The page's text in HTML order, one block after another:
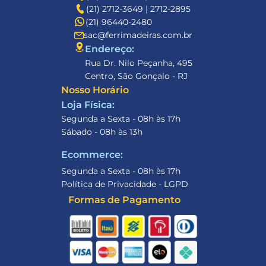
(21) 2712-3649 | 2712-2895
(21) 96440-2480
sac@ferrimadeiras.com.br
Endereço:
Rua Dr. Nilo Peçanha, 495
Centro, São Gonçalo - RJ
Nosso Horário
Loja Física:
Segunda a Sexta - 08h às 17h
Sábado - 08h às 13h
Ecommerce:
Segunda a Sexta - 08h às 17h
Política de Privacidade - LGPD
Formas de Pagamento